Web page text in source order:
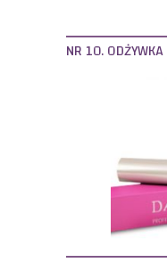
NR 10.